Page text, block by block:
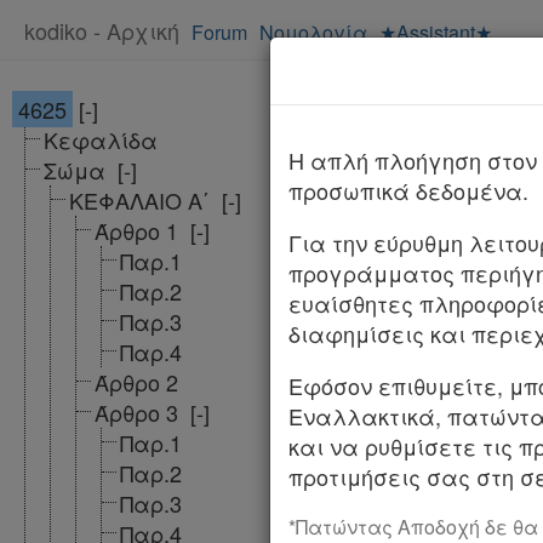
kodiko - Αρχική Forum Νομολογία ★Assistant★
4625 [-]
Κεφαλίδα
Σώμα [-]
ΚΕΦΑΛΑΙΟ Α΄ [-]
Άρθρο 1 [-]
Παρ.1
Παρ.2
Παρ.3
Παρ.4
Άρθρο 2
Άρθρο 3 [-]
Παρ.1
Παρ.2
Παρ.3
Παρ.4
ΦΕΚ Αλλαγές
Ρυθμίσεις του
διατάξεις.
Ο ΠΡΟΕΔΡΟΣ
Εκδίδομε τον
H απλή πλοήγηση
προσωπικά δεδομένα.
Για την εύρυθμη
προγράμματος
ευαίσθητες
διαφημίσεις και
Εφόσον επιθυμείτε,
Εναλλακτικά,
και να ρυθμίσετε τις
προτιμήσεις σας στη
*Πατώντας Αποδοχή δε